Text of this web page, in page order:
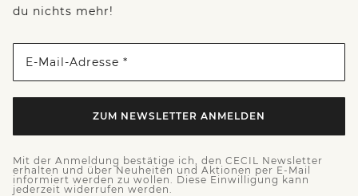
du nichts mehr!
E-Mail-Adresse *
ZUM NEWSLETTER ANMELDEN
Mit der Anmeldung bestätige ich, den CECIL Newsletter
erhalten und über Neuheiten und Aktionen per E-Mail
informiert werden zu wollen. Diese Einwilligung kann
jederzeit widerrufen werden.